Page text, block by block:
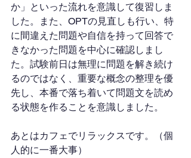
か」といった流れを意識して復習しま
した。また、OPTの見直しも行い、特
に間違えた問題や自信を持って回答で
きなかった問題を中心に確認しまし
た。試験前日は無理に問題を解き続け
るのではなく、重要な概念の整理を優
先し、本番で落ち着いて問題文を読め
る状態を作ることを意識しました。
あとはカフェでリラックスです。（個
人的に一番大事）